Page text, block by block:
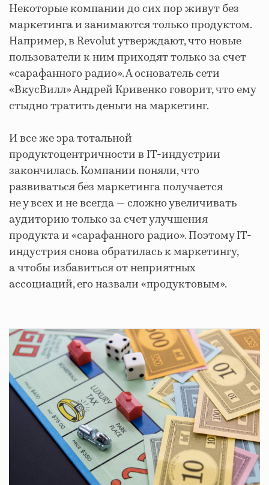
Некоторые компании до сих пор живут без
маркетинга и занимаются только продуктом.
Например, в Revolut утверждают, что новые
пользователи к ним приходят только за счет
«сарафанного радио». А основатель сети
«ВкусВилл» Андрей Кривенко говорит, что ему
стыдно тратить деньги на маркетинг.
И все же эра тотальной
продуктоцентричности в IT-индустрии
закончилась. Компании поняли, что
развиваться без маркетинга получается
не у всех и не всегда — сложно увеличивать
аудиторию только за счет улучшения
продукта и «сарафанного радио». Поэтому IT-
индустрия снова обратилась к маркетингу,
а чтобы избавиться от неприятных
ассоциаций, его назвали «продуктовым».